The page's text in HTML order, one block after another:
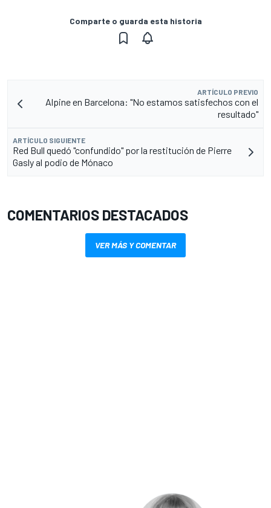
Comparte o guarda esta historia
ARTÍCULO PREVIO
Alpine en Barcelona: "No estamos satisfechos con el
resultado"
ARTÍCULO SIGUIENTE
Red Bull quedó "confundido" por la restitución de Pierre
Gasly al podio de Mónaco
COMENTARIOS DESTACADOS
VER MÁS Y COMENTAR